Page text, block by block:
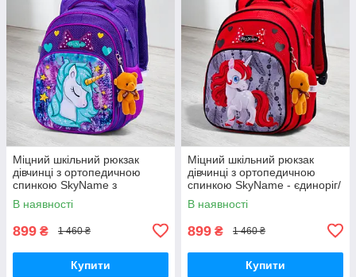
Міцний шкільний рюкзак
дівчинці з ортопедичною
спинкою SkyName з
конячкою/ Водонепроникний
портфель для школи 1-4 клас
В наявності
899 ₴ 1 460 ₴
Купити
Міцний шкільний рюкзак
дівчинці з ортопедичною
спинкою SkyName - єдиноріг/
Водонепроникний червоний
портфель для школи 1-4 клас
В наявності
899 ₴ 1 460 ₴
Купити